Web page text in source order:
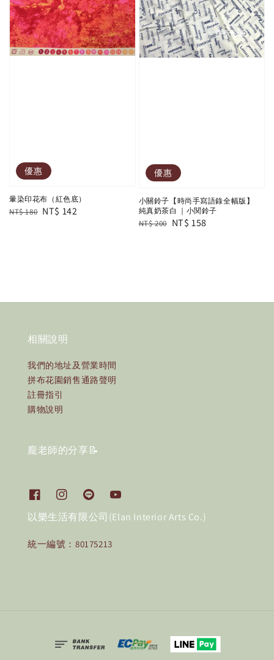
優惠
暈染印花布（紅色底）
Regular
NT$ 180 Sale
NT$ 142
優惠
小關鈴子【時尚手寫語錄全幅版】
純真奶茶白 ｜小関鈴子
Regular
NT$ 200 Sale
NT$ 158
相關說明
我們的地址及營業時間
拼布花園銷售通路聲明
註冊指引
購物說明
龐老師的分享📝
以樂生活有限公司(Elan Interior Arts Co.)
統一編號：80175213